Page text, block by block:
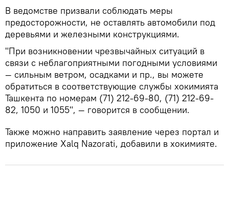
В ведомстве призвали соблюдать меры
предосторожности, не оставлять автомобили под
деревьями и железными конструкциями.
"При возникновении чрезвычайных ситуаций в
связи с неблагоприятными погодными условиями
— сильным ветром, осадками и пр., вы можете
обратиться в соответствующие службы хокимията
Ташкента по номерам (71) 212-69-80, (71) 212-69-
82, 1050 и 1055", — говорится в сообщении.
Также можно направить заявление через портал и
приложение Xalq Nazorati, добавили в хокимияте.